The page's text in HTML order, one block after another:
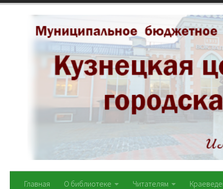
Перейти к содержимому
Главная О библиотеке Читателям